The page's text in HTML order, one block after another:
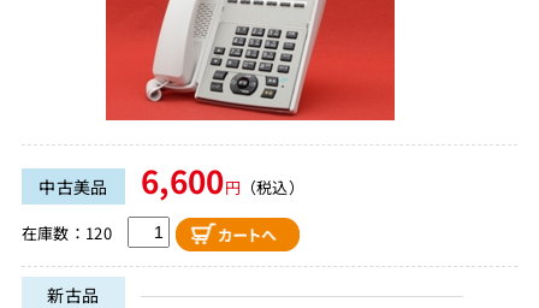
中古美品 6,600円 （税込）
在庫数：120
新古品